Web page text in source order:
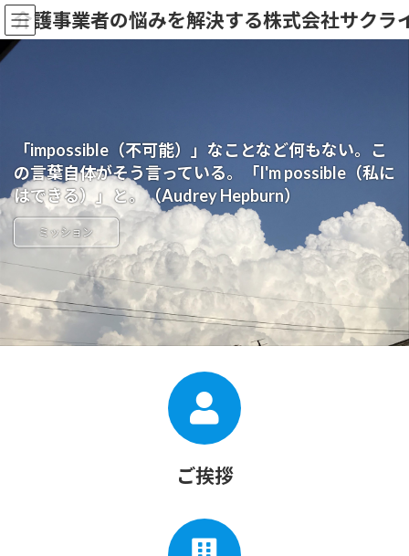
コ
ン
テ
ン
ナ
ビ
ゲ
ー
介護事業者の悩みを解決する株式会社サクラ
「impossible（不可能）」なことなど何もない。こ
の言葉自体がそう言っている。「I'm possible（私に
はできる）」と。（Audrey Hepburn）
ミッション
ご挨拶